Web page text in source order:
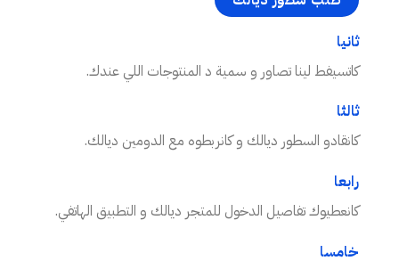
ثانيا
كاتسيفط لينا تصاور و سمية د المنتوجات اللي عندك.
ثالثا
كانقادو السطور ديالك و كانربطوه مع الدومين ديالك.
رابعا
كانعطيوك تفاصيل الدخول للمتجر ديالك و التطبيق الهاتفي.
خامسا